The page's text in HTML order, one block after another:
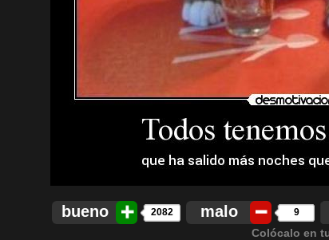
bueno 2082 malo 9
Colócalo en